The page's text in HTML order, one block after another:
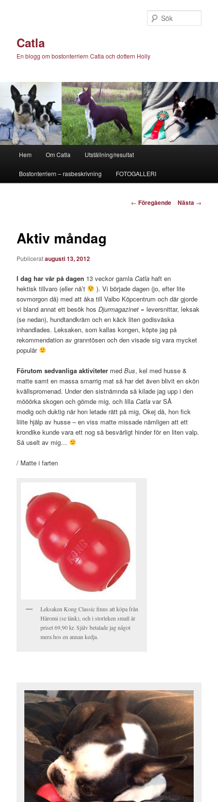
Catla
En blogg om bostonterriern Catla och dottern Holly
Hem Om Catla Utställning/resultat
Bostonterriern – rasbeskrivning FOTOGALLERI
Inläggsnavigering
← Föregående Nästa →
Aktiv måndag
Publicerataugusti 13, 2012
I dag har vår på dagen 13 veckor gamlaCatla haft en
hektisk tillvaro (eller nå’t
). Vi började dagen (jo, efter lite
sovmorgon då) med att åka till Valbo Köpcentrum och där gjorde
vi bland annat ett besök hosDjurmagazinet = leversnittar, leksak
(se nedan), hundtandkräm och en käck liten godisväska
inhandlades. Leksaken, som kallas kongen, köpte jag på
rekommendation av granntösen och den visade sig vara mycket
populär
Förutom sedvanliga aktiviteter med Bus, kel med husse &
matte samt en massa smarrig mat så har det även blivit en skön
kvällspromenad. Under den sistnämnda så kilade jag upp i den
mööörka skogen och gömde mig, och lillaCatla var SÅ
modig och duktig när hon letade rätt på mig, Okej då, hon fick
liiite hjälp av husse – en viss matte missade nämligen att ett
krondike kunde vara ett nog så besvärligt hinder för en liten valp.
Så uselt av mig…
/ Matte i farten
Leksaken Kong Classic finns att köpa från
Häromi (se länk), och i storleken small är
priset 69,90 kr. Själv betalade jag något
mera hos en annan kedja.